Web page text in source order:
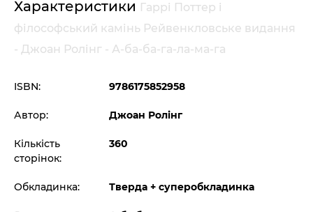
Характеристики Гаррі Поттер і
філософський камінь Рейвенкловське видання
- Джоан Ролінг - А-ба-ба-га-ла-ма-га
ISBN: 9786175852958
Автор: Джоан Ролінг
Кількість
сторінок:
360
Обкладинка: Тверда + суперобкладинка